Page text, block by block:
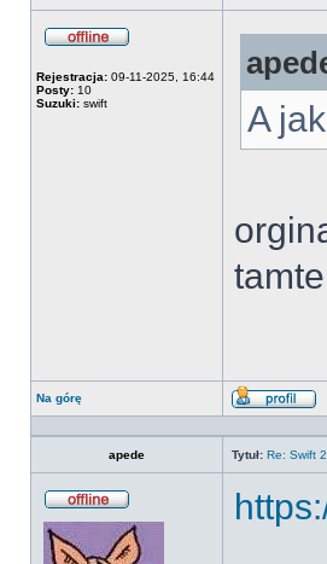
Rejestracja: 09-11-2025, 16:44
Posty: 10
Suzuki: swift A
Na górę
apede
Tytuł: Re: Swift